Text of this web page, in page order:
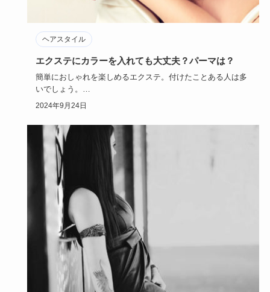
ヘアスタイル
エクステにカラーを入れても大丈夫？パーマは？
簡単におしゃれを楽しめるエクステ。付けたことある人は多
いでしょう。
でもカラーがなんだか気に入らない……。ヘアスタイルに…
2024年9月24日